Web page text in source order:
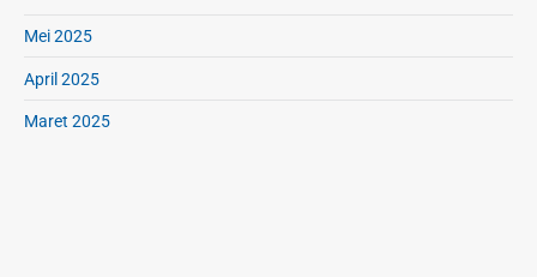
Mei 2025
April 2025
Maret 2025